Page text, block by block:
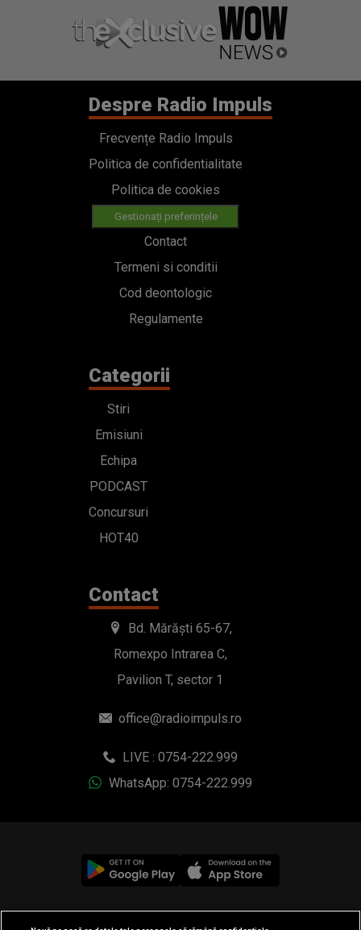
Despre Radio Impuls
Frecvențe Radio Impuls
Politica de confidentialitate
Politica de cookies
Gestionați preferințele
Contact
Termeni si conditii
Cod deontologic
Regulamente
Categorii
Stiri
Emisiuni
Echipa
PODCAST
Concursuri
HOT40
Contact
Bd. Mărăști 65-67,
Romexpo Intrarea C,
Pavilion T, sector 1
office@radioimpuls.ro
LIVE : 0754-222.999
WhatsApp: 0754-222.999
© 2019-2026 DOGAN MEDIA INTERNATIONAL SA, Toate